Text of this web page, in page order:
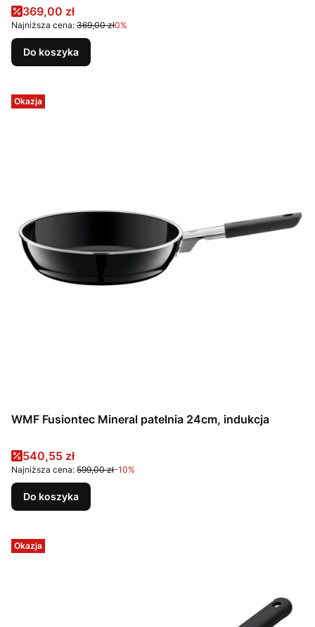
Cena promocyjna
369,00 zł
Najniższa cena: 369,00 zł0%
Do koszyka
Okazja
WMF Fusiontec Mineral patelnia 24cm, indukcja
Cena promocyjna
540,55 zł
Najniższa cena: 599,00 zł-10%
Do koszyka
Okazja